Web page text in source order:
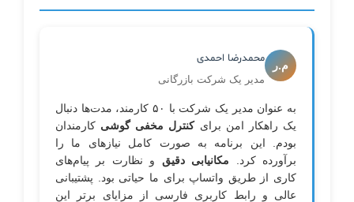
م.ر محمدرضا احمدی
مدیر یک شرکت بازرگانی
به عنوان مدیر یک شرکت با ۵۰ کارمند، مدت‌ها دنبال
یک راهکار امن برایکنترل مخفی گوشی کارمندان
بودم. این برنامه به صورت کامل نیازهای ما را
برآورده کرد. مکانیابی دقیق و نظارت بر پیام‌های
کاری از طریق واتساپ برای ما حیاتی بود. پشتیبانی
عالی و رابط کاربری فارسی از مزایای برتر این